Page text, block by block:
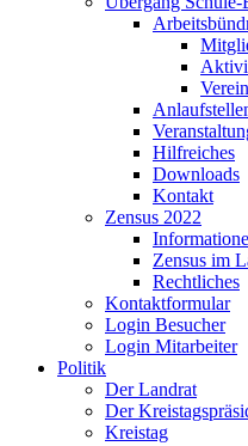
Hilfreiches
Downloads
Kontakt
Zensus 2022
Zensus im
Rechtliches
Kontaktformular
Login Besucher
Login Mitarbeiter
Politik
Der Landrat
Der
Kreistag